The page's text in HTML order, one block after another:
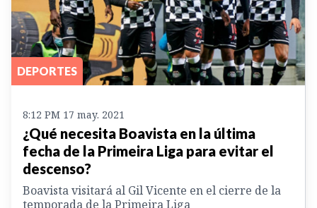
DEPORTES
8:12 PM 17 may. 2021
¿Qué necesita Boavista en la última
fecha de la Primeira Liga para evitar el
descenso?
Boavista visitará al Gil Vicente en el cierre de la
temporada de la Primeira Liga